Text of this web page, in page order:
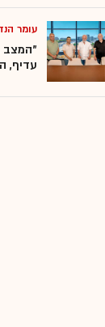
עומר
"המצב
עדיף,